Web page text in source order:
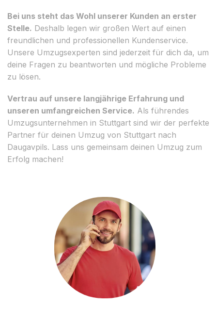
Bei uns steht das Wohl unserer Kunden an erster
Stelle. Deshalb legen wir großen Wert auf einen
freundlichen und professionellen Kundenservice.
Unsere Umzugsexperten sind jederzeit für dich da, um
deine Fragen zu beantworten und mögliche Probleme
zu lösen.
Vertrau auf unsere langjährige Erfahrung und
unseren umfangreichen Service. Als führendes
Umzugsunternehmen in Stuttgart sind wir der perfekte
Partner für deinen Umzug von Stuttgart nach
Daugavpils. Lass uns gemeinsam deinen Umzug zum
Erfolg machen!